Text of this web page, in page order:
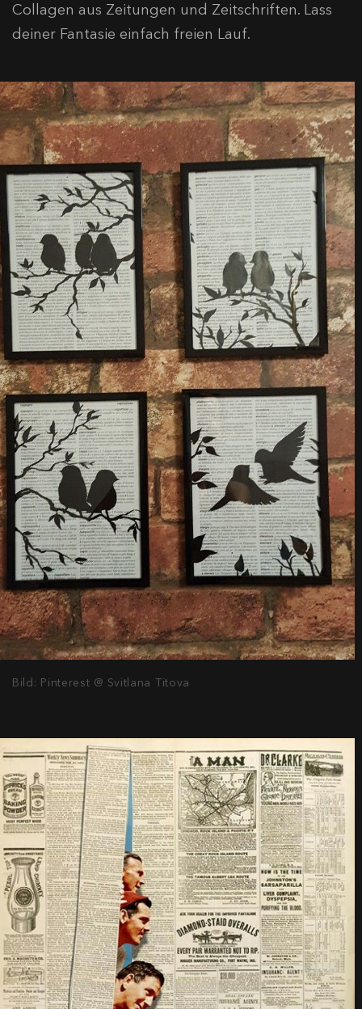
Collagen aus Zeitungen und Zeitschriften. Lass
deiner Fantasie einfach freien Lauf.
Bild: Pinterest @ Svitlana Titova